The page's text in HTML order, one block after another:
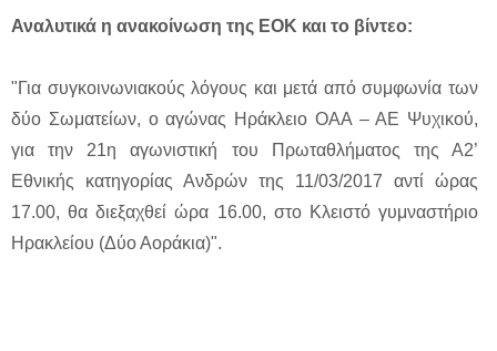
Αναλυτικά η ανακοίνωση της ΕΟΚ και το βίντεο:
"Για συγκοινωνιακούς λόγους και μετά από συμφωνία των
δύο Σωματείων, ο αγώνας Ηράκλειο ΟΑΑ – ΑΕ Ψυχικού,
για την 21η αγωνιστική του Πρωταθλήματος της Α2’
Εθνικής κατηγορίας Ανδρών της 11/03/2017 αντί ώρας
17.00, θα διεξαχθεί ώρα 16.00, στο Κλειστό γυμναστήριο
Ηρακλείου (Δύο Αοράκια)".